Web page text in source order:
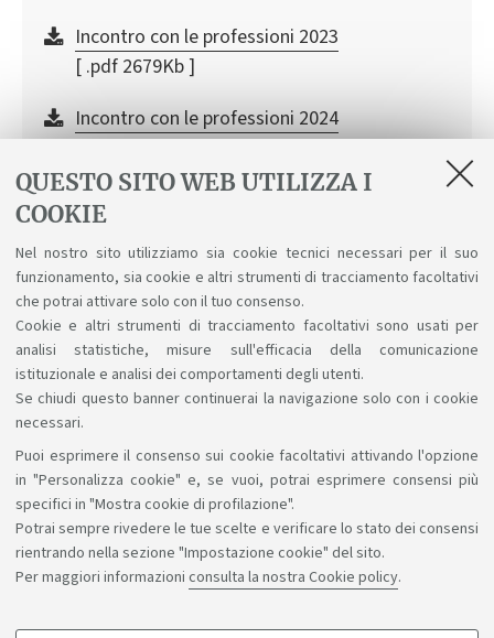
QUESTO SITO WEB UTILIZZA I
COOKIE
Nel nostro sito utilizziamo sia cookie tecnici necessari per il suo
funzionamento, sia cookie e altri strumenti di tracciamento facoltativi
che potrai attivare solo con il tuo consenso.
Cookie e altri strumenti di tracciamento facoltativi sono usati per
analisi statistiche, misure sull'efficacia della comunicazione
istituzionale e analisi dei comportamenti degli utenti.
Se chiudi questo banner continuerai la navigazione solo con i cookie
necessari.
Puoi esprimere il consenso sui cookie facoltativi attivando l'opzione
in "Personalizza cookie" e, se vuoi, potrai esprimere consensi più
specifici in "Mostra cookie di profilazione".
Potrai sempre rivedere le tue scelte e verificare lo stato dei consensi
rientrando nella sezione "Impostazione cookie" del sito.
Per maggiori informazioni consulta la nostra Cookie policy.
Incontro con le professioni 2023
[ .pdf 2679Kb ]
Incontro con le professioni 2024
[ .pdf 4267Kb ]
Incontro con le professioni 2025
[ .pdf 3062Kb ]
Incontro con le professioni 2026
[ .pdf 2790Kb ]
Sosteniamo il diritto alla conoscenza
Seguici su: